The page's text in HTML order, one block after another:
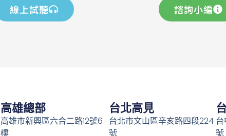
線上試聽 諮詢小編
高雄總部
高雄市新興區六合二路12號6
樓
台北高見
台北市文山區辛亥路四段224
號
台
號